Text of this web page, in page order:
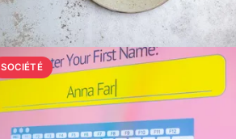
SOCIÉTÉ